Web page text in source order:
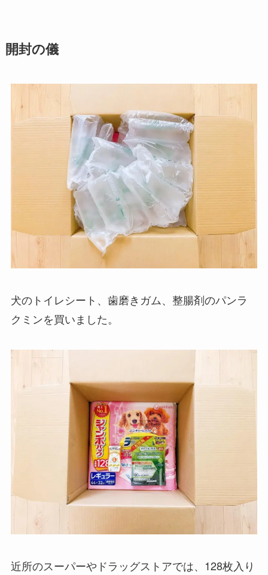
開封の儀
犬のトイレシート、歯磨きガム、整腸剤のパンラ
クミンを買いました。
近所のスーパーやドラッグストアでは、128枚入り